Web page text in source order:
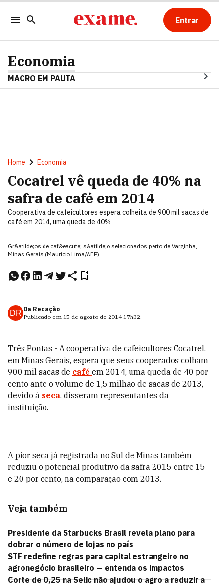
Entrar
Economia
MACRO EM PAUTA
Home Economia
Cocatrel vê queda de 40% na
safra de café em 2014
Cooperativa de cafeicultores espera colheita de 900 mil sacas de
café em 2014, uma queda de 40%
Gr&atilde;os de caf&eacute; s&atilde;o selecionados perto de Varginha,
Minas Gerais (Mauricio Lima/AFP)
DR Da Redação
Publicado em 15 de agosto de 2014 17h32.
Três Pontas - A cooperativa de cafeicultores Cocatrel,
em Minas Gerais, espera que seus cooperados colham
900 mil sacas de café em 2014, uma queda de 40 por
cento ante o volume de 1,5 milhão de sacas de 2013,
devido à seca, disseram representantes da
instituição.
A pior seca já registrada no Sul de Minas também
reduziu o potencial produtivo da safra 2015 entre 15
e 20 por cento, na comparação com 2013.
Veja também
Presidente da Starbucks Brasil revela plano para
dobrar o número de lojas no país
STF redefine regras para capital estrangeiro no
agronegócio brasileiro — entenda os impactos
Corte de 0,25 na Selic não ajudou o agro a reduzir a